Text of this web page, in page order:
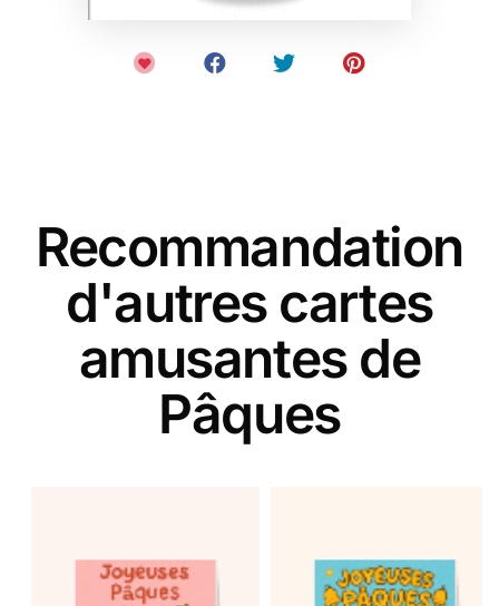
Recommandation
d'autres cartes
amusantes de
Pâques